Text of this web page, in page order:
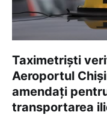
Taximetriști
Aeroportul
amendați
transportarea